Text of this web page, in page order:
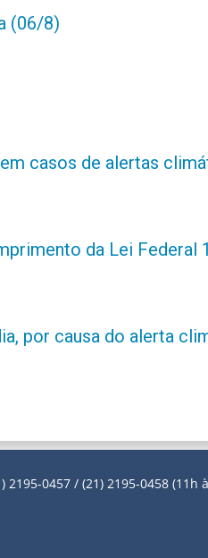
(06/8)
casos de alertas
da Lei Federal
por causa do alerta
0457 / (21) 2195-0458 (11h